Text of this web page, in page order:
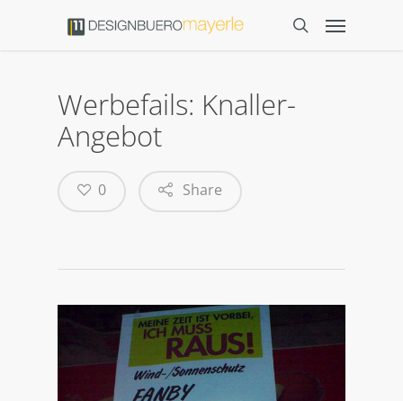
Werbefails: Knaller-
Angebot
Share
0